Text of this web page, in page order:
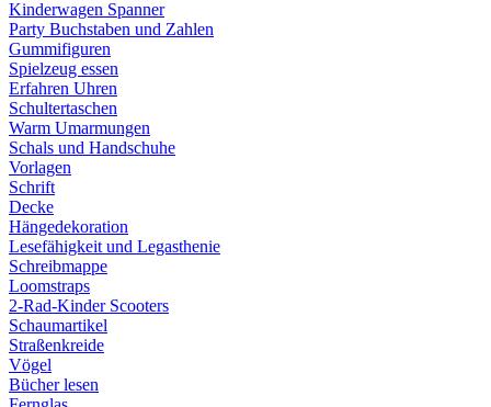
Kinderwagen Spanner
Party Buchstaben und Zahlen
Gummifiguren
Spielzeug essen
Erfahren Uhren
Schultertaschen
Warm Umarmungen
Schals und Handschuhe
Vorlagen
Schrift
Decke
Hängedekoration
Lesefähigkeit und Legasthenie
Schreibmappe
Loomstraps
2-Rad-Kinder Scooters
Schaumartikel
Straßenkreide
Vögel
Bücher lesen